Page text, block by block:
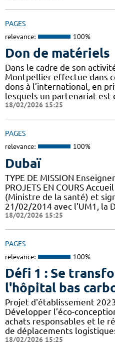
PAGES
relevance: 100%
Don de matériels
Dans le cadre de son
Montpellier effectue dans
dons à l’international, en
lesquels un partenariat est
18/02/2026 15:25
PAGES
relevance: 100%
Dubaï
TYPE DE MISSION
PROJETS EN COURS
(Ministre de la santé) et
21/02/2014 avec l'UM1, la
18/02/2026 15:25
PAGES
relevance: 100%
Défi 1 : Se
l'hôpital bas
Projet d'établissement
Développer l’éco-
achats responsables et le
de déplacements
18/02/2026 15:25